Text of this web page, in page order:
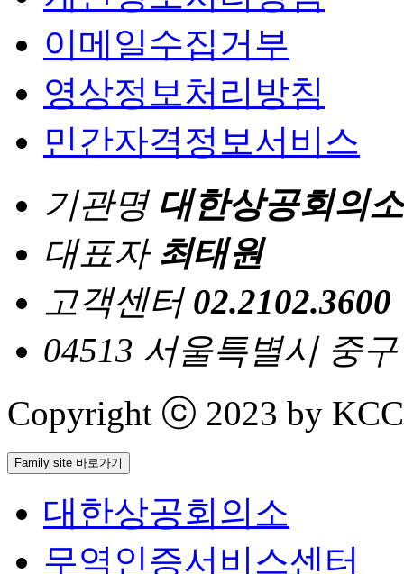
이메일수집거부
영상정보처리방침
민간자격정보서비스
기관명 대한상공회의소
대표자 최태원
고객센터 02.2102.3600
04513 서울특별시 중
Copyright ⓒ 2023 by
Family site 바로가기
대한상공회의소
무역인증서비스센터